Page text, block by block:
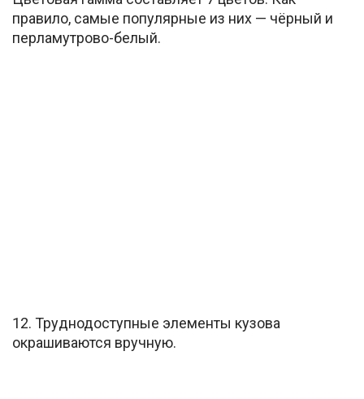
правило, самые популярные из них — чёрный и
перламутрово-белый.
12. Труднодоступные элементы кузова
окрашиваются вручную.